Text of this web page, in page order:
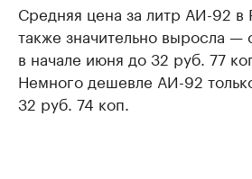
Средняя цена за литр АИ-92 в
также значительно выросла —
в начале июня до 32 руб. 77
Немного дешевле АИ-92
32 руб. 74 коп.